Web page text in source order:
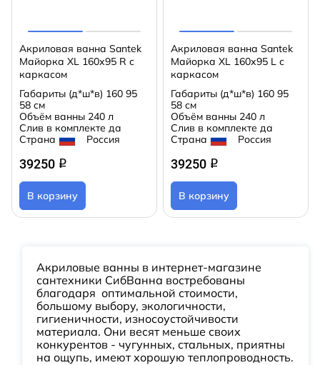
Акриловая ванна Santek
Майорка XL 160х95 R с
каркасом
Габариты (д*ш*в) 160 95
58 см
Объём ванны 240 л
Слив в комплекте да
Страна
Россия
39250 q
В корзину
Акриловая ванна Santek
Майорка XL 160х95 L с
каркасом
Габариты (д*ш*в) 160 95
58 см
Объём ванны 240 л
Слив в комплекте да
Страна
Россия
39250 q
В корзину
Акриловые ванны в интернет-магазине
сантехники СибВанна востребованы
благодаря оптимальной стоимости,
большому выбору, экологичности,
гигиеничности, износоустойчивости
материала. Они весят меньше своих
конкурентов - чугунных, стальных, приятны
на ощупь, имеют хорошую теплопроводность.